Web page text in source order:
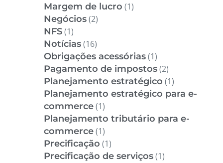
Margem de lucro (1)
Negócios(2)
NFS(1)
Notícias(16)
Obrigações acessórias(1)
Pagamento de impostos(2)
Planejamento estratégico (1)
Planejamento estratégico para e-
commerce(1)
Planejamento tributário para e-
commerce(1)
Precificação (1)
Precificação de serviços(1)